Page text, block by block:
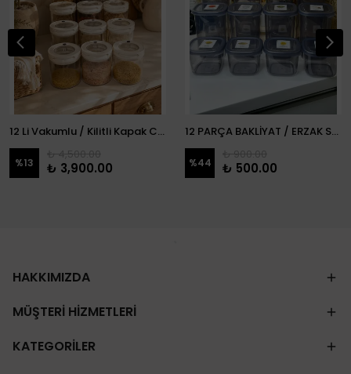
12 Li Vakumlu / Kilitli Kapak Cam Erzak Kabı / Kavanoz
%13 ₺ 3,900.00
12 PARÇA BAKLİYAT / ERZAK SETİ
%44 ₺ 500.00
HAKKIMIZDA
MÜŞTERİ HİZMETLERİ
KATEGORİLER